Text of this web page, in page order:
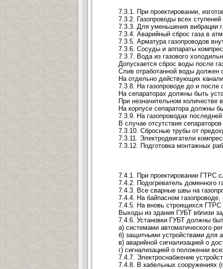
7.3.1. При проектировании,
7.3.2. Газопроводы всех
7.3.3. Для уменьшения вибрации
7.3.4. Аварийный сброс газа в
7.3.5. Арматура газопроводов
7.3.6. Сосуды и аппараты
7.3.7. Вода из газового
Допускается сброс воды после
Слив отработанной воды должен
На отдельно действующих
7.3.8. На газопроводе до и
На сепараторах должны быть
При незначительном количестве
На корпусе сепаратора должны
7.3.9. На газопроводах
В случае отсутствия
7.3.10. Сбросные трубы от
7.3.11. Электродвигатели
7.3.12. Подготовка монтажных
7.4.1. При проектировании ГТРС
7.4.2. Подогреватель доменного
7.4.3. Все сварные швы на
7.4.4. На байпасном
7.4.5. На вновь строящихся ГТРС
Выходы из здания ГУБТ вблизи
7.4.6. Установки ГУБТ должны
а) системами автоматического
б) защитными устройствами для
в) аварийной сигнализацией о
г) сигнализацией о положении
7.4.7. Электроснабжение
7.4.8. В кабельных сооружениях